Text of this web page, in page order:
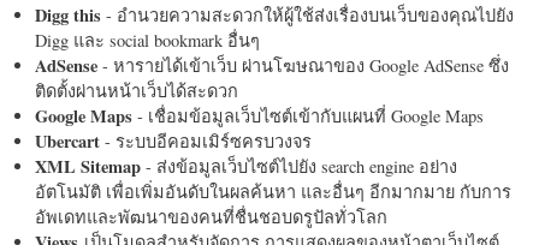
Digg this - อำนวยความสะดวกให้ผู้ใช้ส่งเรื่องบนเว็บของคุณไปยัง
Digg และ social bookmark อื่นๆ
AdSense - หารายได้เข้าเว็บ ผ่านโฆษณาของ Google AdSense ซึ่ง
ติดตั้งผ่านหน้าเว็บได้สะดวก
Google Maps - เชื่อมข้อมูลเว็บไซต์เข้ากับแผนที่ Google Maps
Ubercart - ระบบอีคอมเมิร์ซครบวงจร
XML Sitemap - ส่งข้อมูลเว็บไซต์ไปยัง search engine อย่าง
อัตโนมัติ เพื่อเพิ่มอันดับในผลค้นหา และอื่นๆ อีกมากมาย กับการ
อัพเดทและพัฒนาของคนที่ชื่นชอบดรูปัลทั่วโลก